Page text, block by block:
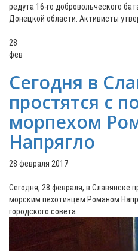
редута 16-го добровольческого
Донецкой области. Активисты
28
фев
Сегодня в
простятся с
морпехом
Напрягло
28 февраля 2017
Сегодня, 28 февраля, в Славянске
морским пехотинцем Романом
городского совета.